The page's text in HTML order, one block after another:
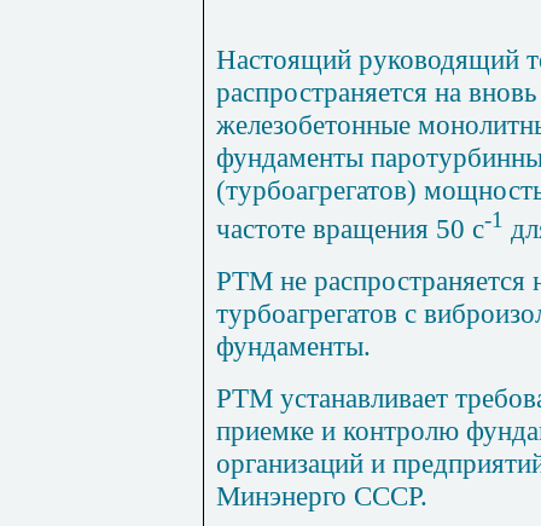
Настоящий руководящий
распространяется на
железобетонные
фундаменты
(турбоагрегатов)
частоте вращения 50 с-1
РТМ не распространяется
турбоагрегатов с
фундаменты.
РТМ устанавливает
приемке и контролю
организаций и
Минэнерго СССР.